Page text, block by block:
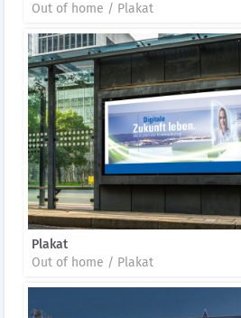
Out of home / Plakat
Plakat
Out of home / Plakat